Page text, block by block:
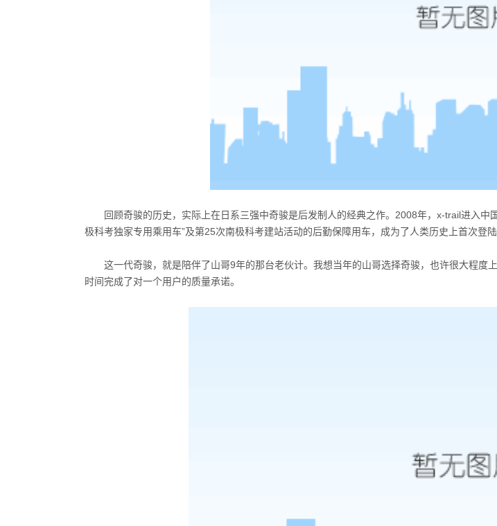
回顾奇骏的历史，实际上在日系三强中奇骏是后发制人的经典之作。2008年，x-trail进入
极科考独家专用乘用车”及第25次南极科考建站活动的后勤保障用车，成为了人类历史上首次登陆
这一代奇骏，就是陪伴了山哥9年的那台老伙计。我想当年的山哥选择奇骏，也许很大程
时间完成了对一个用户的质量承诺。